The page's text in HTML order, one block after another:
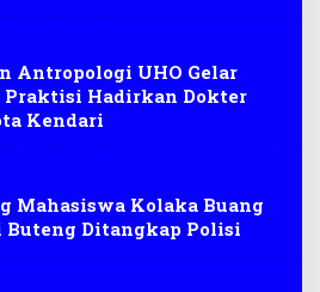
Antropologi UHO Gelar
Hadirkan Dokter
Kendari
Mahasiswa Kolaka Buang
Buteng Ditangkap Polisi